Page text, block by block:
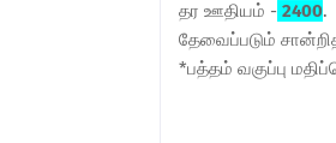
தர ஊதியம் - 2400.
தேவைப்படும்
*பத்தம் வகுப்பு